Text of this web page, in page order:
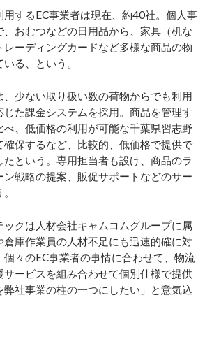
するEC事業者は現在、約40社。個人事
おむつなどの日用品から、家具（机な
レーディングカードなど多様な商品の物
る、という。
少ない取り扱い数の荷物からでも利用
じた課金システムを採用。商品を管理す
べ、低価格の利用が可能な千葉県習志野
保するなど、比較的、低価格で提供で
たという。専用担当者も設け、商品のラ
ン戦略の提案、販促サポートなどのサー
クは人材会社キャムコムグループに属
庫作業員の人材不足にも迅速的確に対
々のEC事業者の事情に合わせて、物流
サービスを組み合わせて個別仕様で提供
社事業の柱の一つにしたい」と意気込